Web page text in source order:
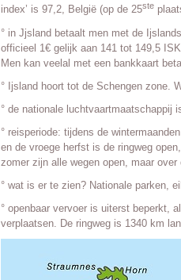
index’ is 97,2, België (op de 25ste
° in Jjsland betaalt men met de
officieel 1€ gelijk aan 141 tot 149,5 ISK
Men kan veelal met een bankkaart
° Ijsland hoort tot de Schengen zone.
° de nationale luchtvaartmaatschappij
° reisperiode: tijdens de
en de vroege herfst is de ringweg
zomer zijn alle wegen open, maar
° wat is er te zien? Nationale parken,
° openbaar vervoer is uiterst beperkt,
verplaatsen. De ringweg is 1340 km